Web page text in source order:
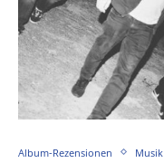
Album-Rezensionen Musik